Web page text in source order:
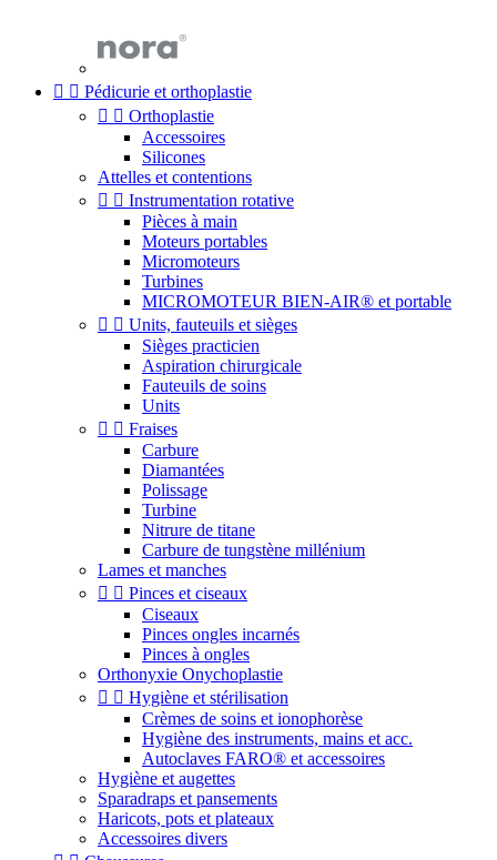
  Pédicurie et orthoplastie
  Orthoplastie
Accessoires
Silicones
Attelles et contentions
  Instrumentation rotative
Pièces à main
Moteurs portables
Micromoteurs
Turbines
MICROMOTEUR BIEN-AIR® et portable
  Units, fauteuils et sièges
Sièges practicien
Aspiration chirurgicale
Fauteuils de soins
Units
  Fraises
Carbure
Diamantées
Polissage
Turbine
Nitrure de titane
Carbure de tungstène millénium
Lames et manches
  Pinces et ciseaux
Ciseaux
Pinces ongles incarnés
Pinces à ongles
Orthonyxie Onychoplastie
  Hygiène et stérilisation
Crèmes de soins et ionophorèse
Hygiène des instruments, mains et acc.
Autoclaves FARO® et accessoires
Hygiène et augettes
Sparadraps et pansements
Haricots, pots et plateaux
Accessoires divers